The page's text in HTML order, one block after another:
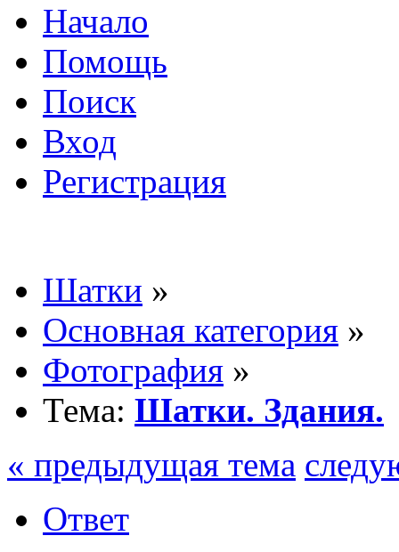
Начало
Помощь
Поиск
Вход
Регистрация
Шатки »
Основная категория »
Фотография »
Тема: Шатки. Здания.
« предыдущая тема
Ответ